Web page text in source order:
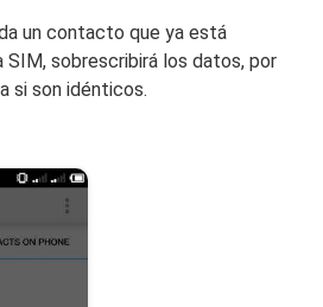
un contacto que ya está
SIM, sobrescribirá los datos, por
si son idénticos.